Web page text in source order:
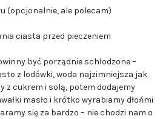
(opcjonalnie, ale polecam)
ciasta przed pieczeniem
być porządnie schłodzone –
z lodówki, woda najzimniejsza jak
z cukrem i solą, potem dodajemy
masło i krótko wyrabiamy dłońmi
się za bardzo – nie chodzi nam o